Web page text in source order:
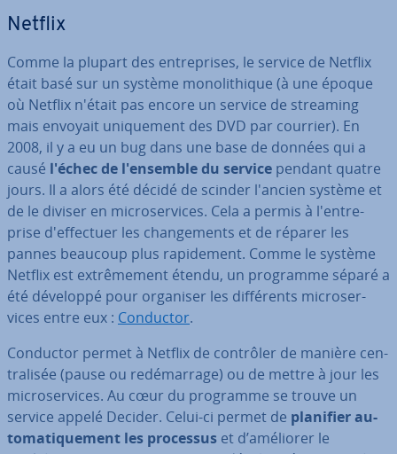
Netflix
Comme la plupart des en­tre­prises, le service de Netflix
était basé sur un système mo­no­li­thique (à une époque
où Netflix n'était pas encore un service de streaming
mais envoyait uni­que­ment des DVD par courrier). En
2008, il y a eu un bug dans une base de données qui a
causé l'échec de l'en­semble du service pendant quatre
jours. Il a alors été décidé de scinder l'ancien système et
de le diviser en mi­cro­ser­vices. Cela a permis à l'en­tre­
prise d'ef­fec­tuer les chan­ge­ments et de réparer les
pannes beaucoup plus ra­pi­de­ment. Comme le système
Netflix est ex­trê­me­ment étendu, un programme séparé a
été développé pour organiser les dif­fé­rents mi­cro­ser­
vices entre eux : Conductor.
Conductor permet à Netflix de contrôler de manière cen­
tra­li­sée (pause ou re­dé­mar­rage) ou de mettre à jour les
mi­cro­ser­vices. Au cœur du programme se trouve un
service appelé Decider. Celui-ci permet de planifier au­
to­ma­ti­que­ment les processus et d’améliorer le